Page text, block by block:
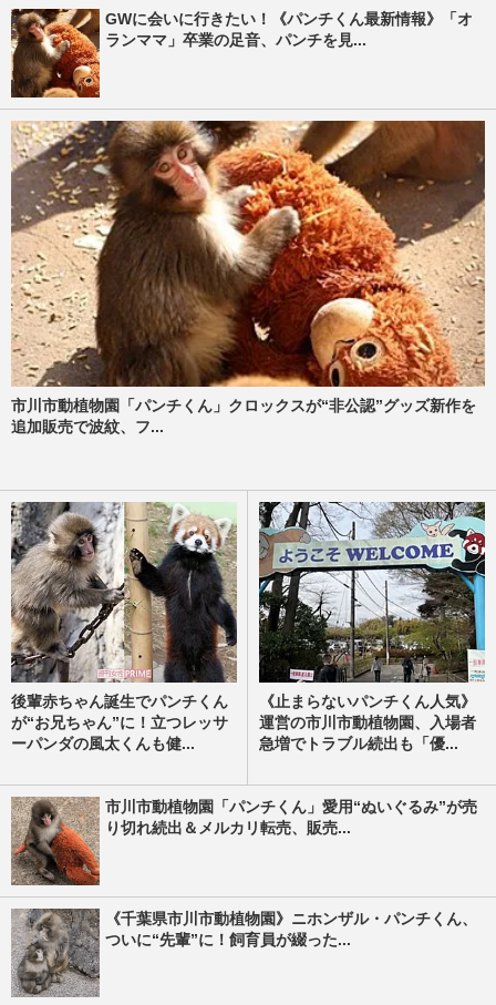
GWに会いに行きたい！《パンチくん最新情報》「オ
ランママ」卒業の足音、パンチを見...
市川市動植物園「パンチくん」クロックスが“非公認”グッズ新作を
追加販売で波紋、フ...
後輩赤ちゃん誕生でパンチくん
が“お兄ちゃん”に！立つレッサ
ーパンダの風太くんも健...
《止まらないパンチくん人気》
運営の市川市動植物園、入場者
急増でトラブル続出も「優...
市川市動植物園「パンチくん」愛用“ぬいぐるみ”が売
り切れ続出＆メルカリ転売、販売...
《千葉県市川市動植物園》ニホンザル・パンチくん、
ついに“先輩”に！飼育員が綴った...